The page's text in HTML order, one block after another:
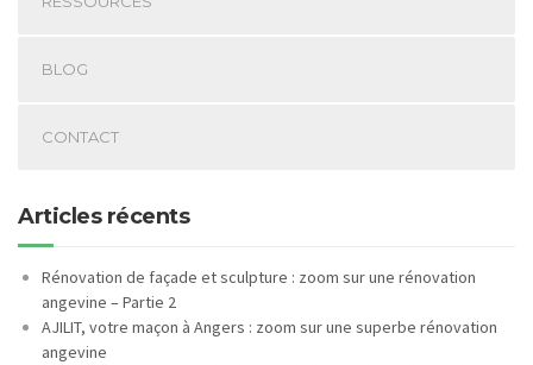
BLOG
CONTACT
Articles récents
Rénovation de façade et sculpture : zoom sur une rénovation
angevine – Partie 2
AJILIT, votre maçon à Angers : zoom sur une superbe rénovation
angevine